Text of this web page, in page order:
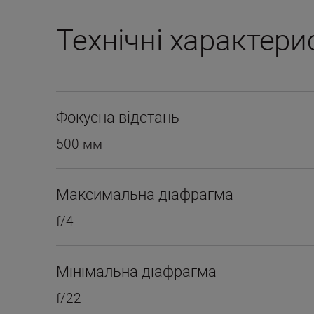
Технічні
Фокусна відстань
500 мм
Максимальна діафрагма
f/4
Мінімальна діафрагма
f/22